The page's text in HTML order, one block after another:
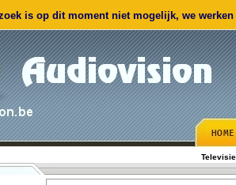
is op dit moment niet mogelijk, we